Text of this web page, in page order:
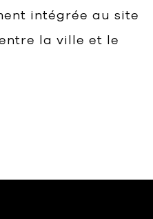
intégrée au site
la ville et le